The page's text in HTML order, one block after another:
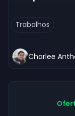
Trabalhos
Charlee